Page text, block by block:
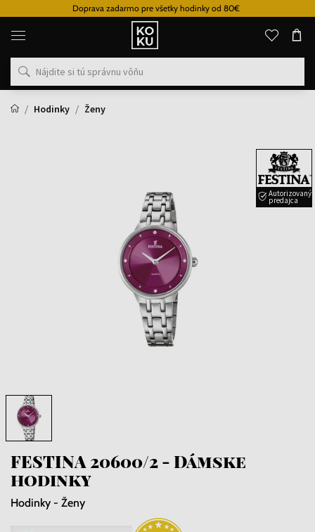
Doprava zadarmo pre všetky hodinky od 80€
Originálne
parfémy
hodinky
na
mieste
Hodinky
Ženy
Autorizovaný
predajca
FESTINA 20600/2 - Dámske
hodinky
Hodinky - Ženy